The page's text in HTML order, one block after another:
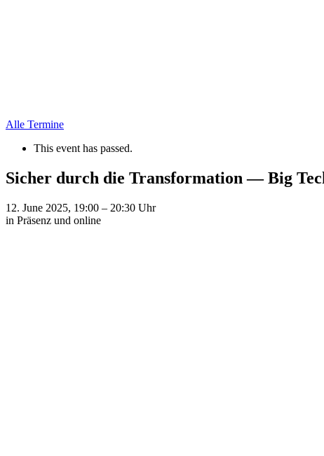
Alle Termine
This event has passed.
Sicher durch die Trans­for­mation — Big
12. June 2025, 19:00 – 20:30 Uhr
in Präsenz und online